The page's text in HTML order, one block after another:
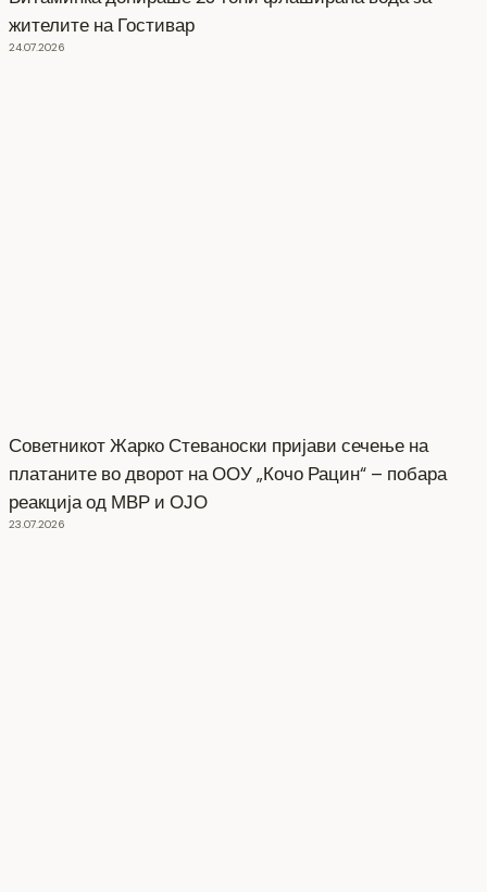
жителите на Гостивар
24.07.2026
Советникот Жарко Стеваноски пријави сечење на
платаните во дворот на ООУ „Кочо Рацин“ – побара
реакција од МВР и ОЈО
23.07.2026